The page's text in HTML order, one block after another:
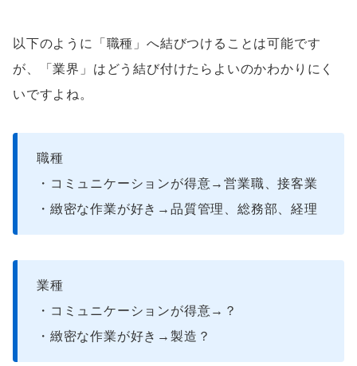
以下のように「職種」へ結びつけることは可能です
が、「業界」はどう結び付けたらよいのかわかりにく
いですよね。
職種
・コミュニケーションが得意→営業職、接客業
・緻密な作業が好き→品質管理、総務部、経理
業種
・コミュニケーションが得意→？
・緻密な作業が好き→製造？